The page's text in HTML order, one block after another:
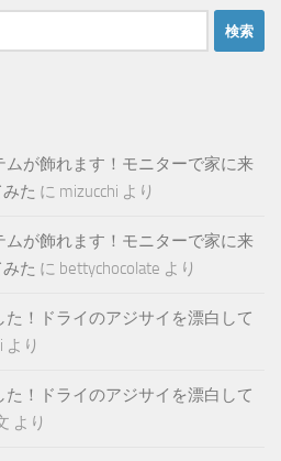
が飾れます！モニターで家に来
た に mizucchi より
が飾れます！モニターで家に来
た に bettychocolate より
！ドライのアジサイを漂白して
より
！ドライのアジサイを漂白して
より